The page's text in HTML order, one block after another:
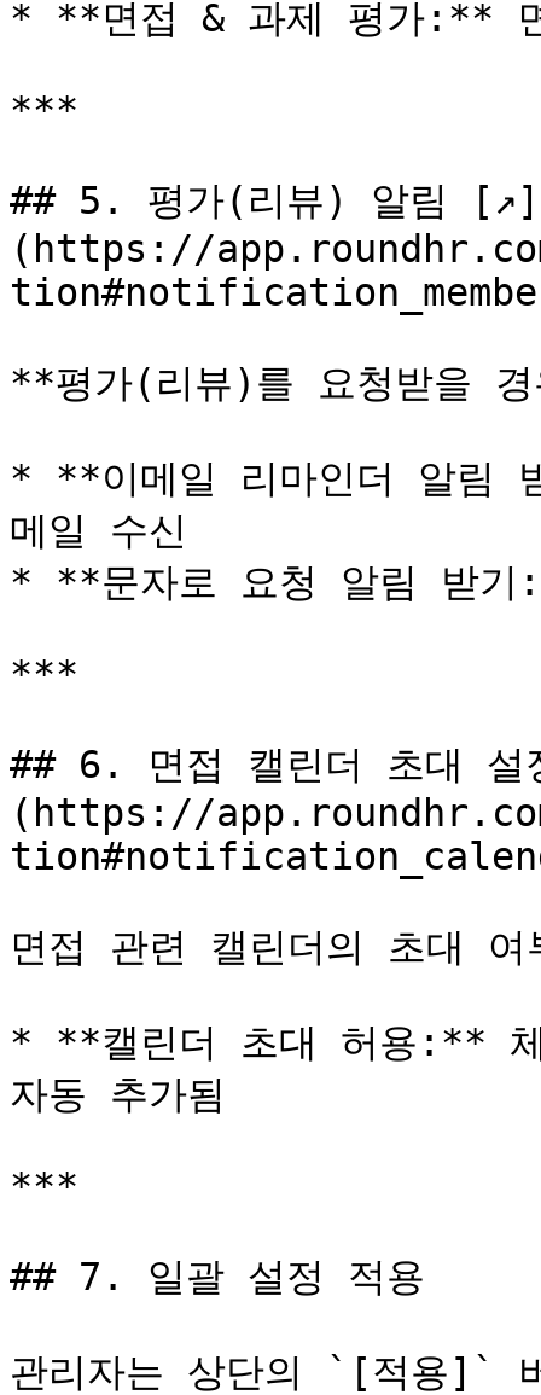
* **면접 & 과제 평가:**
***
## 5. 평가(리뷰) 알림 [↗]
(https://
**평가(리뷰)를 요청받을
* **이메일 리마인더 알림
메일 수신
* **문자로 요청 알림 받기
***
## 6. 면접 캘린더 초대
(https://
면접 관련 캘린더의 초대
* **캘린더 초대 허용:**
자동 추가됨
***
## 7. 일괄 설정 적용
관리자는 상단의 `[적용]`